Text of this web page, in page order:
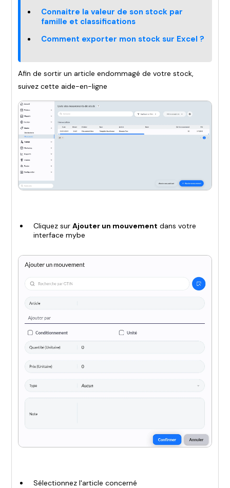
Connaitre la valeur de son stock par
famille et classifications
Comment exporter mon stock sur Excel ?
Afin de sortir un article endommagé de votre stock,
suivez cette aide-en-ligne
Cliquez surAjouter un mouvement dans votre
interface mybe
Sélectionnez l'article concerné